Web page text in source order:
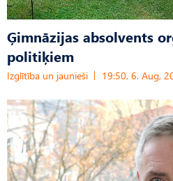
Ģimnāzijas absolvents
politiķiem
Izglītība un jaunieši 19:50, 6. Aug,